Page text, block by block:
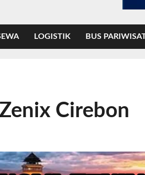
LOGISTIK BUS
Cirebon